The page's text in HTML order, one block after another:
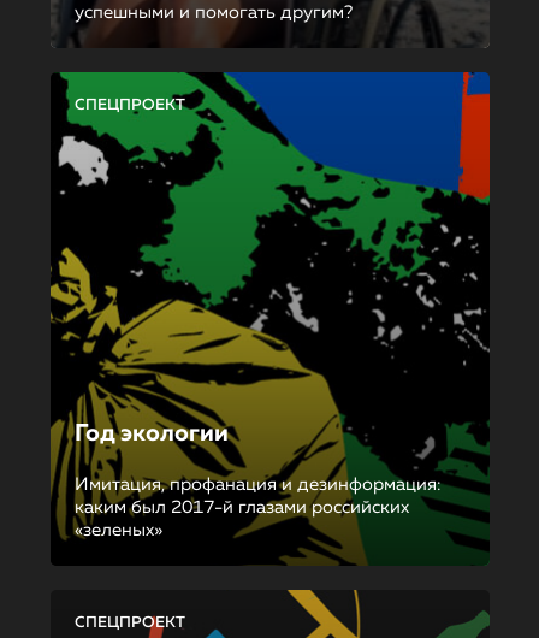
успешными и помогать другим?
СПЕЦПРОЕКТ
Год экологии
Имитация, профанация и дезинформация:
каким был 2017-й глазами российских
«зеленых»
СПЕЦПРОЕКТ